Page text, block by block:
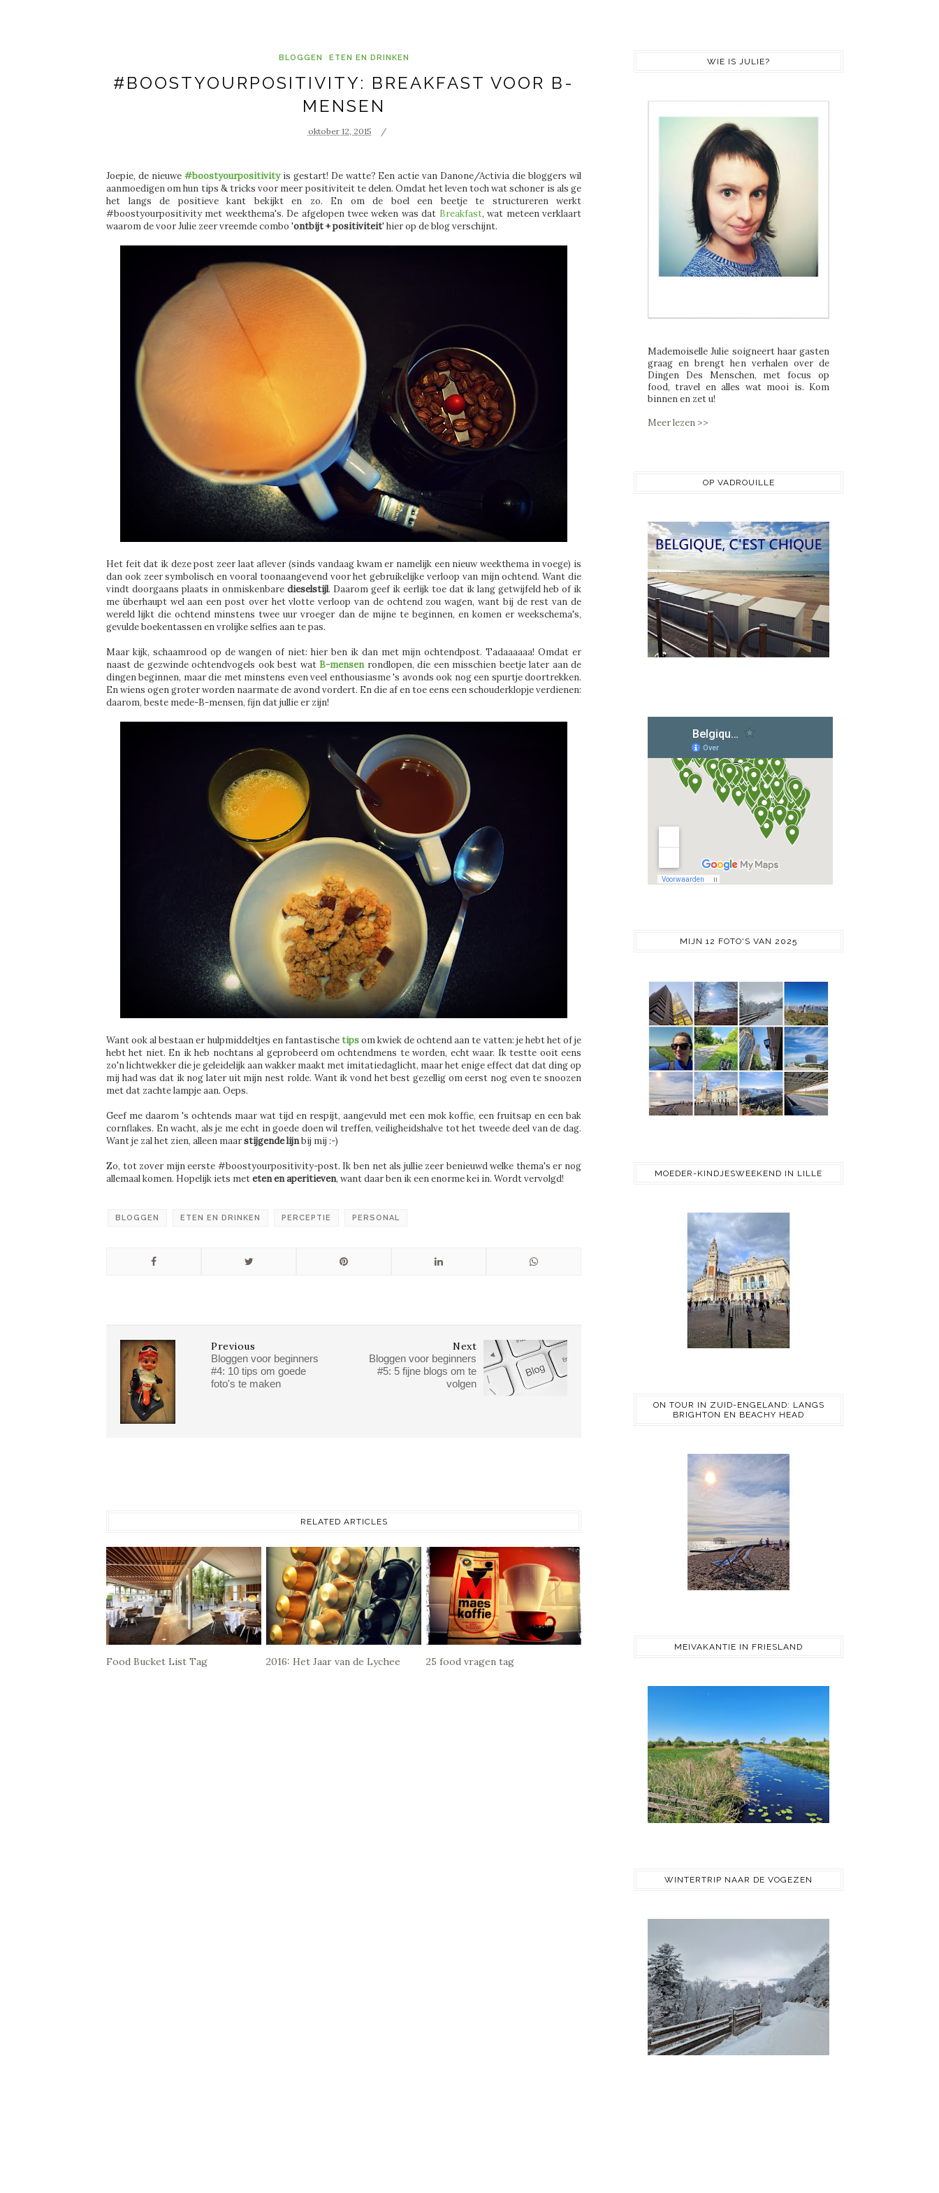
BLOGGEN ETEN EN DRINKEN
#BOOSTYOURPOSITIVITY: BREAKFAST VOOR B-
MENSEN
oktober 12, 2015
Joepie, de nieuwe #boostyourpositivityis gestart! De watte? Een actie van Danone/Activia die bloggers wil
aanmoedigen om hun tips & tricks voor meer positiviteit te delen. Omdat het leven toch wat schoner is als ge
het langs de positieve kant bekijkt en zo. En om de boel een beetje te structureren werkt
#boostyourpositivity met weekthema's. De afgelopen twee weken was dat Breakfast, wat meteen verklaart
waarom de voor Julie zeer vreemde combo 'ontbijt + positiviteit' hier op de blog verschijnt.
Het feit dat ik deze post zeer laat aflever (sinds vandaag kwam er namelijk een nieuw weekthema in voege) is
dan ook zeer symbolisch en vooral toonaangevend voor het gebruikelijke verloop van mijn ochtend. Want die
vindt doorgaans plaats in onmiskenbare dieselstijl. Daarom geef ik eerlijk toe dat ik lang getwijfeld heb of ik
me überhaupt wel aan een post over het vlotte verloop van de ochtend zou wagen, want bij de rest van de
wereld lijkt die ochtend minstens twee uur vroeger dan de mijne te beginnen, en komen er weekschema's,
gevulde boekentassen en vrolijke selfies aan te pas.
Maar kijk, schaamrood op de wangen of niet: hier ben ik dan met mijn ochtendpost. Tadaaaaaa! Omdat er
naast de gezwinde ochtendvogels ook best watB-mensenrondlopen, die een misschien beetje later aan de
dingen beginnen, maar die met minstens even veel enthousiasme 's avonds ook nog een spurtje doortrekken.
En wiens ogen groter worden naarmate de avond vordert. En die af en toe eens een schouderklopje verdienen:
daarom, beste mede-B-mensen, fijn dat jullie er zijn!
Want ook al bestaan er hulpmiddeltjes en fantastischetipsom kwiek de ochtend aan te vatten: je hebt het of je
hebt het niet. En ik heb nochtans al geprobeerd om ochtendmens te worden, echt waar. Ik testte ooit eens
zo'n lichtwekker die je geleidelijk aan wakker maakt met imitatiedaglicht, maar het enige effect dat dat ding op
mij had was dat ik nog later uit mijn nest rolde. Want ik vond het best gezellig om eerst nog even te snoozen
met dat zachte lampje aan. Oeps.
Geef me daarom 's ochtends maar wat tijd en respijt, aangevuld met een mok koffie, een fruitsap en een bak
cornflakes. En wacht, als je me echt in goede doen wil treffen, veiligheidshalve tot het tweede deel van de dag.
Want je zal het zien, alleen maarstijgende lijnbij mij :-)
Zo, tot zover mijn eerste #boostyourpositivity-post. Ik ben net als jullie zeer benieuwd welke thema's er nog
allemaal komen. Hopelijk iets meteten en aperitieven, want daar ben ik een enorme kei in. Wordt vervolgd!
BLOGGEN ETEN EN DRINKEN PERCEPTIE PERSONAL
Next
Bloggen voor beginners
#5: 5 fijne blogs om te
volgen
Previous
Bloggen voor beginners
#4: 10 tips om goede
foto's te maken
RELATED ARTICLES
Food Bucket List Tag 2016: Het Jaar van de Lychee 25 food vragen tag
WIE IS JULIE?
Mademoiselle Julie soigneert haar gasten
graag en brengt hen verhalen over de
Dingen Des Menschen, met focus op
food, travel en alles wat mooi is. Kom
binnen en zet u!
Meer lezen >>
OP VADROUILLE
MIJN 12 FOTO'S VAN 2025
MOEDER-KINDJESWEEKEND IN LILLE
ON TOUR IN ZUID-ENGELAND: LANGS
BRIGHTON EN BEACHY HEAD
MEIVAKANTIE IN FRIESLAND
WINTERTRIP NAAR DE VOGEZEN